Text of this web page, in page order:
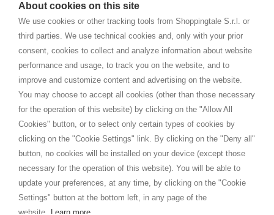
About cookies on this site
We use cookies or other tracking tools from Shoppingtale S.r.l. or
third parties. We use technical cookies and, only with your prior
consent, cookies to collect and analyze information about website
performance and usage, to track you on the website, and to
improve and customize content and advertising on the website.
You may choose to accept all cookies (other than those necessary
for the operation of this website) by clicking on the "Allow All
Cookies" button, or to select only certain types of cookies by
clicking on the "Cookie Settings" link. By clicking on the "Deny all"
button, no cookies will be installed on your device (except those
necessary for the operation of this website). You will be able to
update your preferences, at any time, by clicking on the "Cookie
Settings" button at the bottom left, in any page of the
website.
Learn more
home. You will always receive great care and attention, even from a
distance.
TERMINI E CONDIZIONI
Spedizioni
Termini e condizioni
Cookie
SHOPPINGTALE
Chi siamo
Convenzioni aziende
Vantaggi cambio merce
Contatti
I am doing used car sales, in order to show my financial strength. Make
customers trust. Therefore, they often wear brand-name clothes and